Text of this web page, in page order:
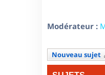
Modérateur :
Nouveau sujet